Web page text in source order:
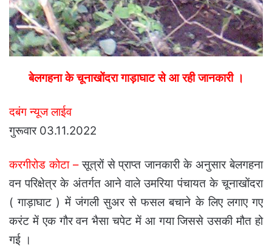
बेलगहना के चूनाखोंदरा गाड़ाघाट से आ रही जानकारी ।
दबंग न्यूज लाईव
गुरूवार 03.11.2022
करगीरोड कोटा –सूत्रों से प्राप्त जानकारी के अनुसार बेलगहना
वन परिक्षेत्र के अंतर्गत आने वाले उमरिया पंचायत के चूनाखोंदरा
( गाड़ाघाट ) में जंगली सुअर से फसल बचाने के लिए लगाए गए
करंट में एक गौर वन भैसा चपेट में आ गया जिससे उसकी मौत हो
गई ।